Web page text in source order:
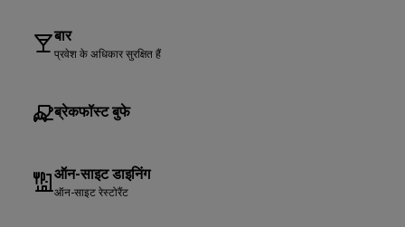
बार
प्रवेश के अधिकार सुरक्षित हैं
ब्रेकफॉस्ट बुफे
ऑन-साइट डाइनिंग
ऑन-साइट रेस्टोरैंट